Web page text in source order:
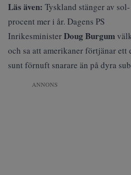
Läs även: Tyskland stänger av
procent mer i år. Dagens PS
InrikesministerDoug Burgum
och sa att amerikaner förtjänar ett
sunt förnuft snarare än på dyra
ANNONS